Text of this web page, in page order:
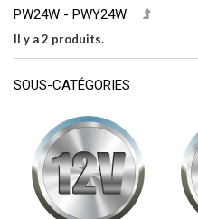
PW24W - PWY24W
Il y a 2 produits.
SOUS-CATÉGORIES